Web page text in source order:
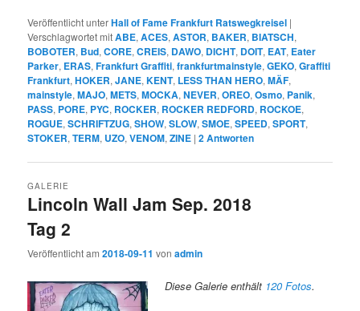
Veröffentlicht unterHall of Fame Frankfurt Ratswegkreisel |
Verschlagwortet mitABE,ACES,ASTOR, BAKER, BIATSCH,
BOBOTER, Bud,CORE,CREIS, DAWO, DICHT, DOIT, EAT, Eater
Parker, ERAS,Frankfurt Graffiti,frankfurtmainstyle,GEKO,Graffiti
Frankfurt,HOKER,JANE,KENT, LESS THAN HERO,MÄF,
mainstyle,MAJO,METS,MOCKA,NEVER,OREO,Osmo, Panik,
PASS, PORE, PYC, ROCKER, ROCKER REDFORD, ROCKOE,
ROGUE,SCHRIFTZUG,SHOW,SLOW,SMOE,SPEED,SPORT,
STOKER,TERM, UZO,VENOM,ZINE |2Antworten
Lincoln Wall Jam Sep. 2018
Tag 2
GALERIE
Veröffentlicht am2018-09-11 vonadmin
Diese Galerie enthält 120 Fotos.